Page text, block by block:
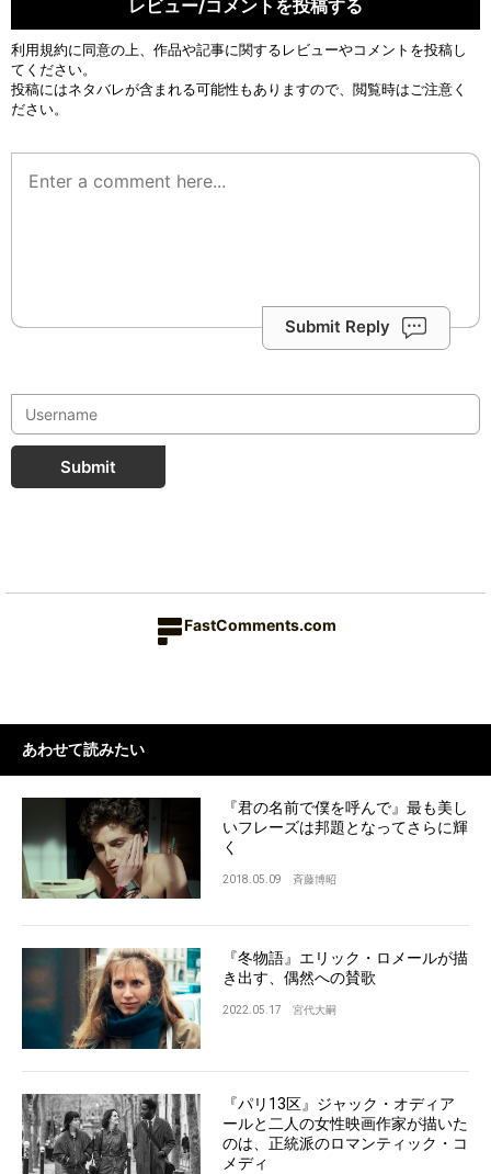
レビュー/コメントを投稿する
利用規約に同意の上、作品や記事に関するレビューやコメントを投稿し
てください。
投稿にはネタバレが含まれる可能性もありますので、閲覧時はご注意く
ださい。
Submit Reply
Submit
FastComments.com
あわせて読みたい
『君の名前で僕を呼んで』最も美し
いフレーズは邦題となってさらに輝
く
2018.05.09 斉藤博昭
『冬物語』エリック・ロメールが描
き出す、偶然への賛歌
2022.05.17 宮代大嗣
『パリ13区』ジャック・オディア
ールと二人の女性映画作家が描いた
のは、正統派のロマンティック・コ
メディ